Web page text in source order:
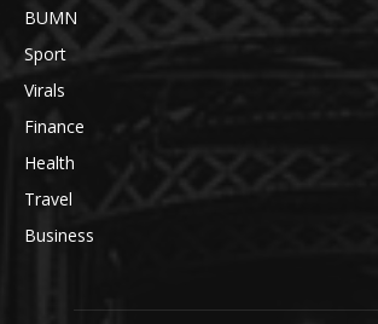
BUMN
Sport
Virals
Finance
Health
Travel
Business